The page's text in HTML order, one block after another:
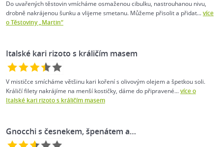
Do uvařených těstovin vmícháme osmaženou cibulku, nastrouhanou nivu,
drobně nakrájenou šunku a vlijeme smetanu. Můžeme přisolit a přidat...více
o Těstoviny „Martin“
Italské kari rizoto s králičím masem
V mističce smícháme většinu kari koření s olivovým olejem a špetkou soli.
Králičí filety nakrájíme na menší kostičky, dáme do připravené...více o
Italské kari rizoto s králičím masem
Gnocchi s česnekem, špenátem a…